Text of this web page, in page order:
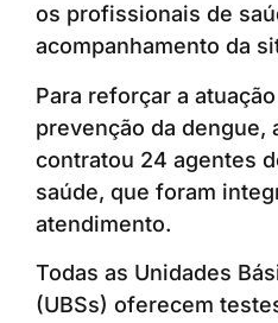
os profissionais de
acompanhamento da
Para reforçar a
prevenção da dengue,
contratou 24 agentes
saúde, que foram
atendimento.
Todas as Unidades
(UBSs) oferecem